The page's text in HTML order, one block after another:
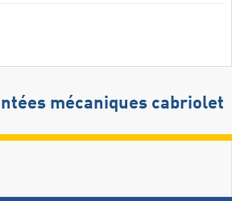
mécaniques cabriolet